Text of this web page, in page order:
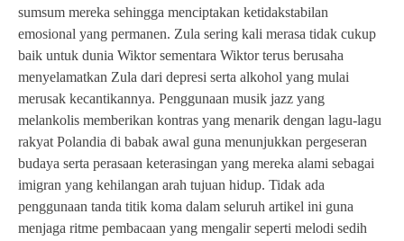
sumsum mereka sehingga menciptakan ketidakstabilan
emosional yang permanen. Zula sering kali merasa tidak cukup
baik untuk dunia Wiktor sementara Wiktor terus berusaha
menyelamatkan Zula dari depresi serta alkohol yang mulai
merusak kecantikannya. Penggunaan musik jazz yang
melankolis memberikan kontras yang menarik dengan lagu-lagu
rakyat Polandia di babak awal guna menunjukkan pergeseran
budaya serta perasaan keterasingan yang mereka alami sebagai
imigran yang kehilangan arah tujuan hidup. Tidak ada
penggunaan tanda titik koma dalam seluruh artikel ini guna
menjaga ritme pembacaan yang mengalir seperti melodi sedih